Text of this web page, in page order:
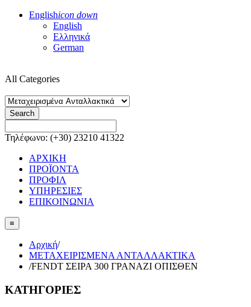
Englishicon down
English
Ελληνικά
German
All Categories
Search
Τηλέφωνο: (+30) 23210 41322
ΑΡΧΙΚΗ
ΠΡΟΪΟΝΤΑ
ΠΡΟΦΙΛ
ΥΠΗΡΕΣΙΕΣ
ΕΠΙΚΟΙΝΩΝΙΑ
≡
Αρχική/
ΜΕΤΑΧΕΙΡΙΣΜΕΝΑ ΑΝΤΑΛΛΑΚΤΙΚΑ
/FENDT ΣΕΙΡΑ 300 ΓΡΑΝΑΖΙ ΟΠΙΣΘΕΝ
ΚΑΤΗΓΟΡΙΕΣ